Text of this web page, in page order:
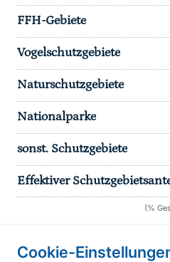
Cookie-
FFH-Gebiete
Vogelschutzgebiete
Naturschutzgebiete
Nationalparke
sonst. Schutzgebiete
Effektiver
(%